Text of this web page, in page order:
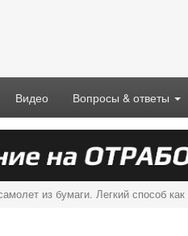
Видео Вопросы & ответы
из бумаги. Легкий способ